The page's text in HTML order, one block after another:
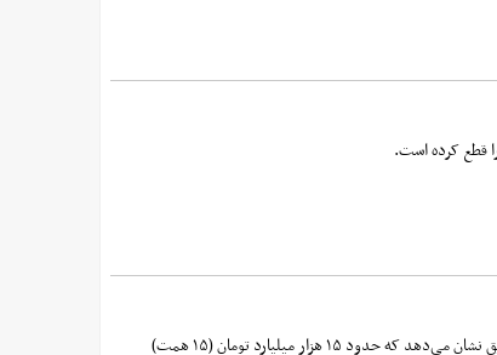
برای به سرانجام رساندن پروژه مسکن مهر که سال‌هاست به یکی از دغدغه‌های اصلی دولت‌ها و مطالبه مهم مردم بدل شده، برآوردهای دقیق نشان می‌دهد که حدود ۱۵ هزار میلیارد تومان (۱۵ همت)